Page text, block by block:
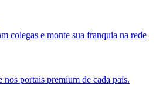
colegas e monte sua franquia na rede
nos portais premium de cada país.